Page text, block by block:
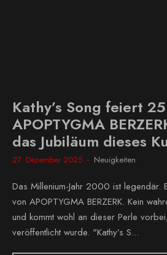
Kathy’s Song feiert
APOPTYGMA
das Jubiläum dieses
27. Dezember 2025 Neuigkeiten
Das Millenium-Jahr 2000 ist legendär.
von APOPTYGMA BERZERK. Kein
und kommt wohl an dieser Perle
veröffentlicht wurde. "Kathy’s S...